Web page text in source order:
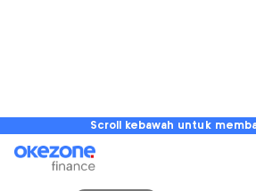
Scroll kebawah untuk